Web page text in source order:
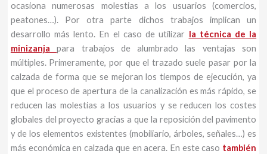
ocasiona numerosas molestias a los usuarios (comercios,
peatones…). Por otra parte dichos trabajos implican un
desarrollo más lento. En el caso de utilizar la técnica de la
minizanja
para trabajos de alumbrado las ventajas son
múltiples. Primeramente, por que el trazado suele pasar por la
calzada de forma que se mejoran los tiempos de ejecución, ya
que el proceso de apertura de la canalización es más rápido, se
reducen las molestias a los usuarios y se reducen los costes
globales del proyecto gracias a que la reposición del pavimento
y de los elementos existentes (mobiliario, árboles, señales…) es
más económica en calzada que en acera. En este caso también